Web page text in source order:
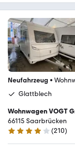
Neufahrzeug •
Glattblech
Wohnwagen VOGT
66115 Saarbrücken
4.2 Sterne
(210)